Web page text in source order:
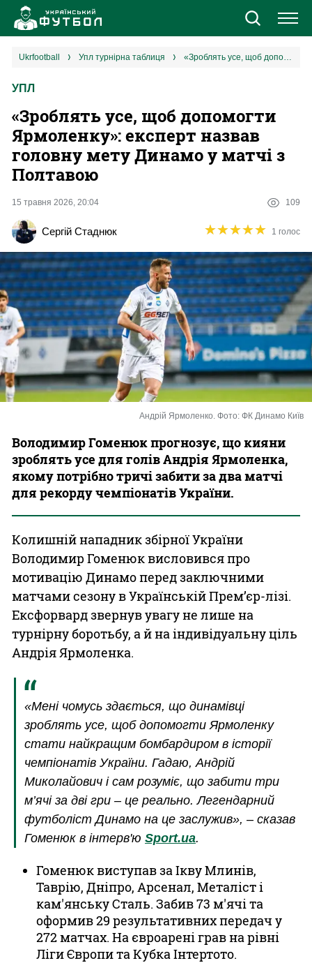
Новини
Єврокубки
УПЛ
Різне
Букмекери
Казино
ukrfootball упл турнірна таблиця «Зроблять усе, щоб допомогти Ярмоленку»: експерт назвав головну мету Динамо у матчі з Полтавою
УПЛ
«Зроблять усе, щоб допомогти
Ярмоленку»: експерт назвав
головну мету Динамо у матчі з
Полтавою
15 травня 2026, 20:04 109
Сергій Стаднюк ★★★★★
★★★★★ 1 голос
Андрій Ярмоленко. Фото: ФК Динамо Київ
Володимир Гоменюк прогнозує, що кияни
зроблять усе для голів Андрія Ярмоленка,
якому потрібно тричі забити за два матчі
для рекорду чемпіонатів України.
Колишній нападник збірної України
Володимир Гоменюк висловився про
мотивацію Динамо перед заключними
матчами сезону в Українській Прем’єр-лізі.
Ексфорвард звернув увагу не лише на
турнірну боротьбу, а й на індивідуальну ціль
Андрія Ярмоленка.
«Мені чомусь здається, що динамівці
зроблять усе, щоб допомогти Ярмоленку
стати найкращим бомбардиром в історії
чемпіонатів України. Гадаю, Андрій
Миколайович і сам розуміє, що забити три
м’ячі за дві гри – це реально. Легендарний
футболіст Динамо на це заслужив», – сказав
Гоменюк в інтерв'ю Sport.ua.
Гоменюк виступав за Ікву Млинів,
Таврію, Дніпро, Арсенал, Металіст і
кам'янську Сталь. Забив 73 м'ячі та
оформив 29 результативних передач у
272 матчах. На євроарені грав на рівні
Ліги Європи та Кубка Інтертото.